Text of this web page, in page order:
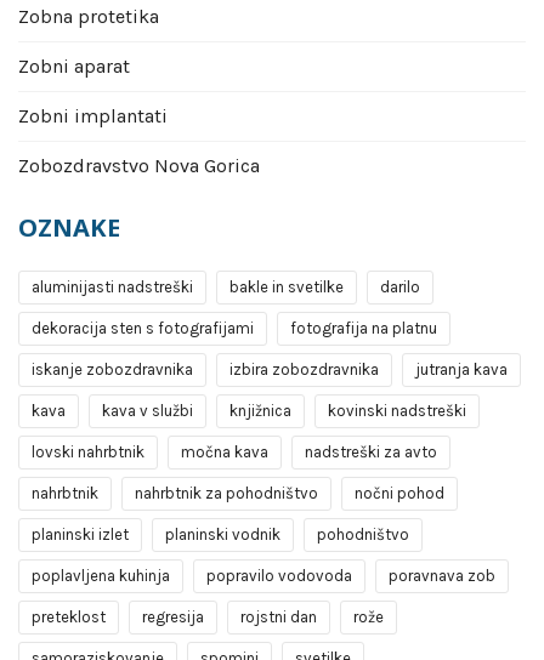
Zobna protetika
Zobni aparat
Zobni implantati
Zobozdravstvo Nova Gorica
OZNAKE
aluminijasti nadstreški bakle in svetilke darilo
dekoracija sten s fotografijami fotografija na platnu
iskanje zobozdravnika izbira zobozdravnika jutranja kava
kava kava v službi knjižnica kovinski nadstreški
lovski nahrbtnik močna kava nadstreški za avto
nahrbtnik nahrbtnik za pohodništvo nočni pohod
planinski izlet planinski vodnik pohodništvo
poplavljena kuhinja popravilo vodovoda poravnava zob
preteklost regresija rojstni dan rože